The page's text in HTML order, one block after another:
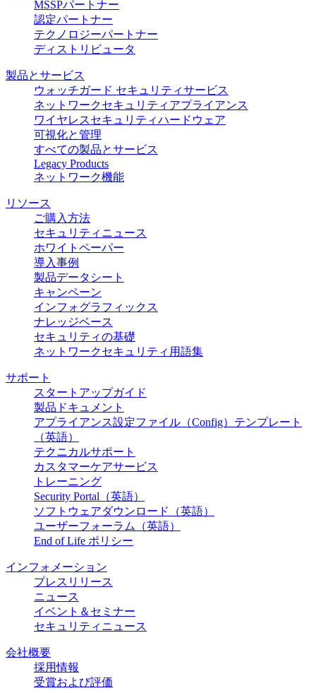
MSSPパートナー
認定パートナー
テクノロジーパートナー
ディストリビュータ
製品とサービス
ウォッチガード セキュリティサービス
ネットワークセキュリティアプライアンス
ワイヤレスセキュリティハードウェア
可視化と管理
すべての製品とサービス
Legacy Products
ネットワーク機能
リソース
ご購入方法
セキュリティニュース
ホワイトペーパー
導入事例
製品データシート
キャンペーン
インフォグラフィックス
ナレッジベース
セキュリティの基礎
ネットワークセキュリティ用語集
サポート
スタートアップガイド
製品ドキュメント
アプライアンス設定ファイル（Config）テンプレート
（英語）
テクニカルサポート
カスタマーケアサービス
トレーニング
Security Portal（英語）
ソフトウェアダウンロード（英語）
ユーザーフォーラム（英語）
End of Life ポリシー
インフォメーション
プレスリリース
ニュース
イベント＆セミナー
セキュリティニュース
会社概要
採用情報
受賞および評価